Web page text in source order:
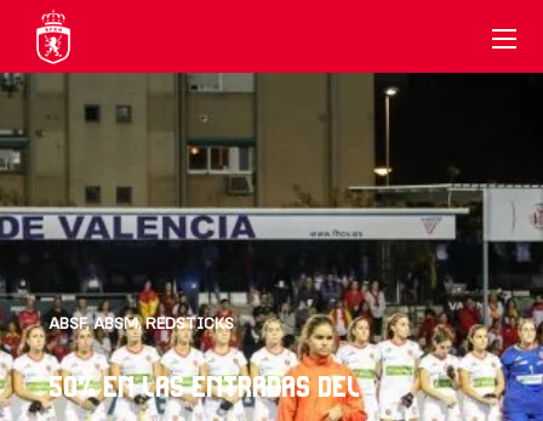
ABSF,ABSM,REDSTICKS
50% EN LAS ENTRADAS DEL